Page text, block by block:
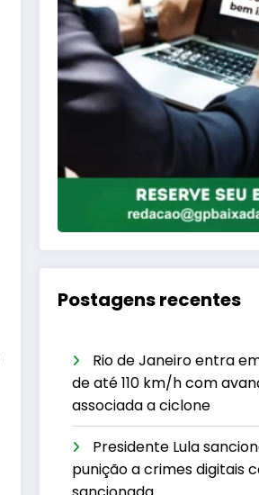
Postagens recentes
Rio de Janeiro entra
de até 110 km/h com
associada a ciclone
Presidente Lula
punição a crimes digitais